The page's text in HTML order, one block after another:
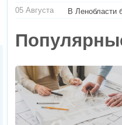
05 Августа
В Ленобласти